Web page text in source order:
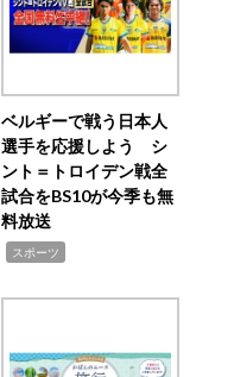
ベルギーで戦う日本人
選手を応援しよう シ
ント＝トロイデン戦全
試合をBS10が今季も無
料放送
スポーツ